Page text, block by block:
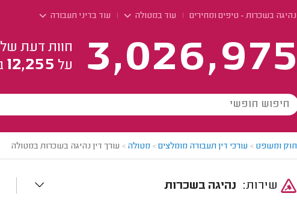
נהיגה בשכרות - טיפים ומחירים עוד במטולה עוד בדיני תעבורה
3,026,975
חוות דעת
על 12,255
חוק ומשפט > עורכי דין תעבורה מומלצים> מטולה > עורך דין נהיגה בשכרות במטולה
נהיגה בשכרות